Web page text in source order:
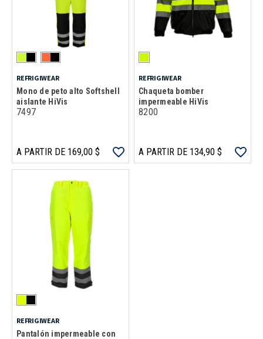
REFRIGIWEAR
Mono de peto alto Softshell
aislante HiVis
7497
A PARTIR DE 169,00 $
REFRIGIWEAR
Chaqueta bomber
impermeable HiVis
8200
A PARTIR DE 134,90 $
REFRIGIWEAR
Pantalón impermeable con